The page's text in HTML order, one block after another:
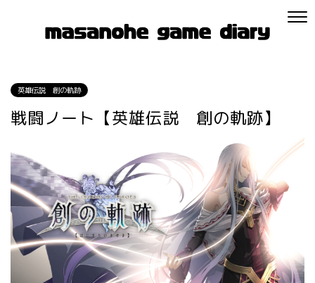
英雄伝説 創の軌跡
戦闘ノート【英雄伝説 創の軌跡】